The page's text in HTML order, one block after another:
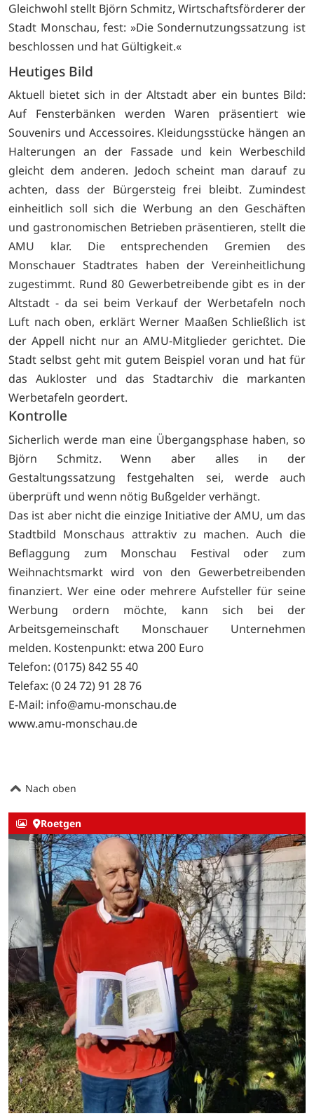
Gleichwohl stellt Björn Schmitz, Wirtschaftsförderer der
Stadt Monschau, fest: »Die Sondernutzungssatzung ist
beschlossen und hat Gültigkeit.«
Heutiges Bild
Aktuell bietet sich in der Altstadt aber ein buntes Bild:
Auf Fensterbänken werden Waren präsentiert wie
Souvenirs und Accessoires. Kleidungsstücke hängen an
Halterungen an der Fassade und kein Werbeschild
gleicht dem anderen. Jedoch scheint man darauf zu
achten, dass der Bürgersteig frei bleibt. Zumindest
einheitlich soll sich die Werbung an den Geschäften
und gastronomischen Betrieben präsentieren, stellt die
AMU klar. Die entsprechenden Gremien des
Monschauer Stadtrates haben der Vereinheitlichung
zugestimmt. Rund 80 Gewerbetreibende gibt es in der
Altstadt - da sei beim Verkauf der Werbetafeln noch
Luft nach oben, erklärt Werner Maaßen Schließlich ist
der Appell nicht nur an AMU-Mitglieder gerichtet. Die
Stadt selbst geht mit gutem Beispiel voran und hat für
das Aukloster und das Stadtarchiv die markanten
Werbetafeln geordert.
Kontrolle
Sicherlich werde man eine Übergangsphase haben, so
Björn Schmitz. Wenn aber alles in der
Gestaltungssatzung festgehalten sei, werde auch
überprüft und wenn nötig Bußgelder verhängt.
Das ist aber nicht die einzige Initiative der AMU, um das
Stadtbild Monschaus attraktiv zu machen. Auch die
Beflaggung zum Monschau Festival oder zum
Weihnachtsmarkt wird von den Gewerbetreibenden
finanziert. Wer eine oder mehrere Aufsteller für seine
Werbung ordern möchte, kann sich bei der
Arbeitsgemeinschaft Monschauer Unternehmen
melden. Kostenpunkt: etwa 200 Euro
Telefon: (0175) 842 55 40
Telefax: (0 24 72) 91 28 76
E-Mail: info@amu-monschau.de
www.amu-monschau.de
Nach oben
Roetgen